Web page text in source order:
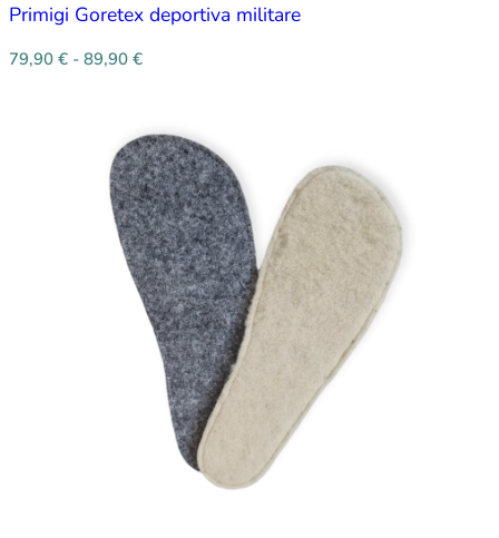
Primigi Goretex deportiva militare
79,90 € - 89,90 €